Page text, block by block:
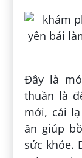
Đây là
thuần là
mới, cái
ăn giúp
sức khỏe.